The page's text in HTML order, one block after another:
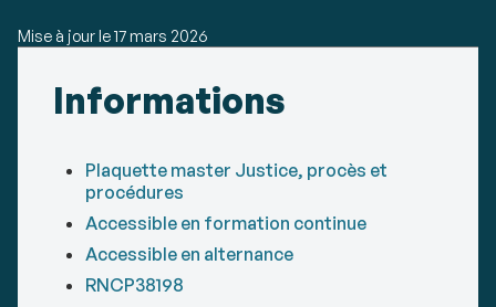
Mise à jour le17 mars 2026
Détails
Informations
Plaquette master Justice, procès et
procédures
Accessible en formation continue
Accessible en alternance
RNCP38198